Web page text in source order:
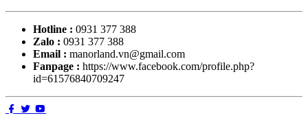
Hotline : 0931 377 388
Zalo : 0931 377 388
Email : manorland.vn@gmail.com
Fanpage : https://www.facebook.com/profile.php?
id=61576840709247